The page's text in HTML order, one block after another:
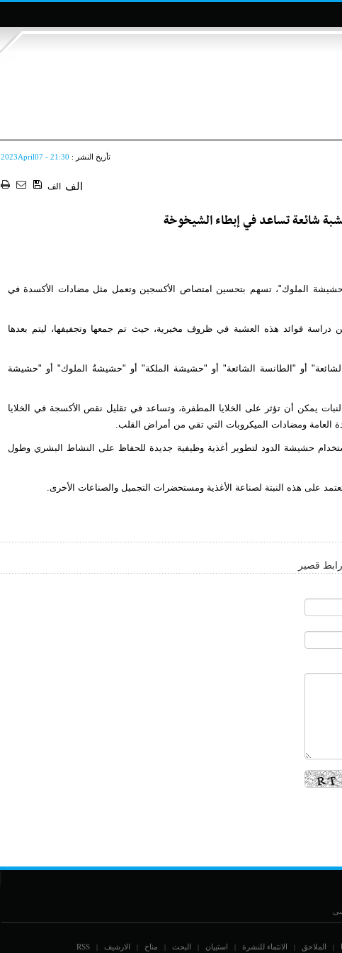
تأريخ النشر : 2023April07 - 21:30
الف الف
شائعة تساعد في إبطاء الشيخوخة
الملوك"، تسهم بتحسين امتصاص الأكسجين وتعمل مثل مضادات الأكسدة في
دراسة فوائد هذه العشبة في ظروف مخبرية، حيث تم جمعها وتجفيفها، ليتم بعدها
أو "الطانسة الشائعة" أو "حشيشة الملكة" أو "حشيشةُ الملوك" أو "حشيشة
يمكن أن تؤثر على الخلايا المطفرة، وتساعد في تقليل نقص الأكسجة في الخلايا
العامة ومضادات الميكروبات التي تقي من أمراض القلب.
حشيشة الدود لتطوير أغذية وظيفية جديدة للحفاظ على النشاط البشري وطول
على هذه النبتة لصناعة الأغذية ومستحضرات التجميل والصناعات الأخرى.
| الملاحق | الانتماء للنشرة | استبيان | البحث | مناخ | الارشيف |
RSS